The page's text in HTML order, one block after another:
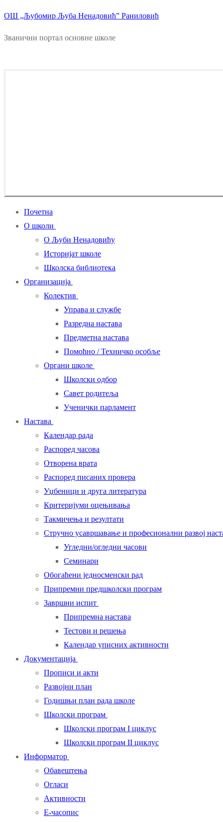
ОШ „Љубомир Љуба Ненадовић” Раниловић
Званични портал основне школе
Почетна
О школи
О Љуби Ненадовићу
Историјат школе
Школска библиотека
Организација
Колектив
Управа и службе
Разредна настава
Предметна настава
Помоћно / Техничко особље
Органи школе
Школски одбор
Савет родитеља
Ученички парламент
Настава
Календар рада
Распоред часова
Отворена врата
Распоред писаних провера
Уџбеници и друга литература
Критеријуми оцењивања
Такмичења и резултати
Стручно усавршавање и професионални развој
Угледни/огледни часови
Семинари
Обогаћени једносменски рад
Припремни предшколски програм
Завршни испит
Припремна настава
Тестови и решења
Календар уписних активности
Документација
Прописи и акти
Развојни план
Годишњи план рада школе
Школски програм
Школски програм I циклус
Школски програм II циклус
Информатор
Обавештења
Огласи
Активности
Е-часопис